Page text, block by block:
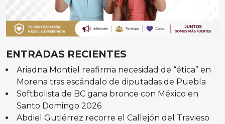
ENTRADAS RECIENTES
Ariadna Montiel reafirma necesidad de “ética” en
Morena tras escándalo de diputadas de Puebla
Softbolista de BC gana bronce con México en
Santo Domingo 2026
Abdiel Gutiérrez recorre el Callejón del Travieso